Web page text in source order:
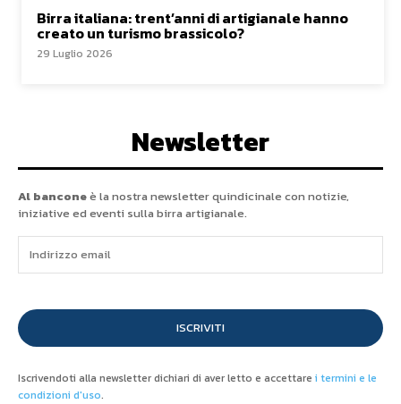
Birra italiana: trent’anni di artigianale hanno
creato un turismo brassicolo?
29 Luglio 2026
Newsletter
Al banconeè la nostra newsletter quindicinale con notizie,
iniziative ed eventi sulla birra artigianale.
ISCRIVITI
Iscrivendoti alla newsletter dichiari di aver letto e accettare i termini e le
condizioni d'uso.